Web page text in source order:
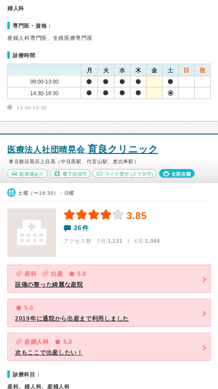
婦人科
専門医・資格：
産婦人科専門医、生殖医療専門医
診療時間
月 火 水 木 金 土 日 祝
09:00-13:00
14:30-18:30
14:00-16:00
医療法人社団晴晃会 育良クリニック
東京都目黒区上目黒（中目黒駅、代官山駅、恵比寿駅）
駐車場あり 電子決済可 マイナ受付 (スマホ可) 女医在籍
土曜（〜16:30）・日曜
3.85
26件
アクセス数 7月:1,131 | 6月:1,048
産科 出産
5.0
設備の整った綺麗な産院
5.0
2019年に通院から出産まで利用しました
産婦人科
5.0
次もここで出産したい！
診療科目：
産科、婦人科、産婦人科